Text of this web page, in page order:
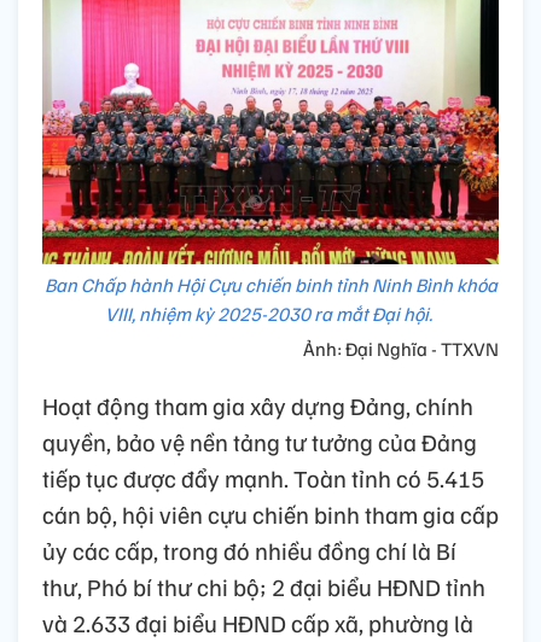
Ban Chấp hành Hội Cựu chiến binh tỉnh Ninh Bình khóa
VIII, nhiệm kỳ 2025-2030 ra mắt Đại hội.
Ảnh: Đại Nghĩa - TTXVN
Hoạt động tham gia xây dựng Đảng, chính
quyền, bảo vệ nền tảng tư tưởng của Đảng
tiếp tục được đẩy mạnh. Toàn tỉnh có 5.415
cán bộ, hội viên cựu chiến binh tham gia cấp
ủy các cấp, trong đó nhiều đồng chí là Bí
thư, Phó bí thư chi bộ; 2 đại biểu HĐND tỉnh
và 2.633 đại biểu HĐND cấp xã, phường là